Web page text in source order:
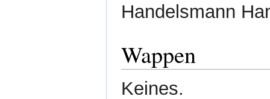
Handelsmann
Wappen
Keines.